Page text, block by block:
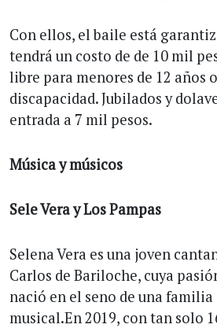
Con ellos, el baile está
tendrá un costo de de 10 mil
libre para menores de 12 años
discapacidad. Jubilados y
entrada a 7 mil pesos.
Música y músicos
Sele Vera y Los Pampas
Selena Vera es una joven
Carlos de Bariloche, cuya
nació en el seno de una
musical.En 2019, con tan solo